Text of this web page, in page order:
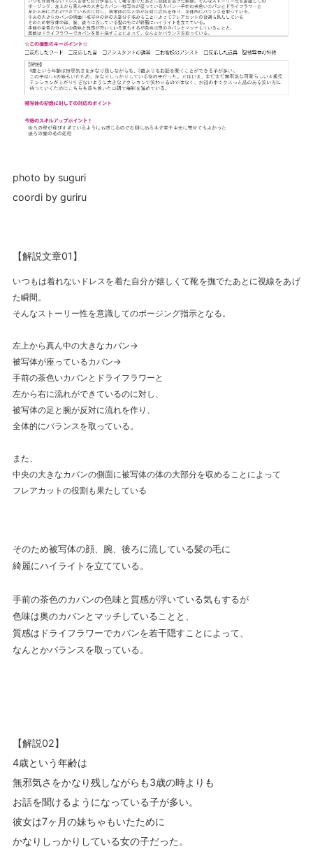
photo by suguri
coordi by guriru
【解説文章01】
いつもは着れないドレスを着た自分が嬉しくて靴を撫でたあとに視線をあげ
た瞬間。
そんなストーリー性を意識してのポージング指示となる。
左上から真ん中の大きなカバン→
被写体が座っているカバン→
手前の茶色いカバンとドライフラワーと
左から右に流れができているのに対し、
被写体の足と腕が反対に流れを作り、
全体的にバランスを取っている。
また、
中央の大きなカバンの側面に被写体の体の大部分を収めることによって
フレアカットの役割も果たしている
そのため被写体の顔、腕、後ろに流している髪の毛に
綺麗にハイライトを立てている。
手前の茶色のカバンの色味と質感が浮いている気もするが
色味は奥のカバンとマッチしていることと、
質感はドライフラワーでカバンを若干隠すことによって、
なんとかバランスを取っている。
【解説02】
4歳という年齢は
無邪気さをかなり残しながらも3歳の時よりも
お話を聞けるようになっている子が多い。
彼女は7ヶ月の妹ちゃもいたために
かなりしっかりしている女の子だった。